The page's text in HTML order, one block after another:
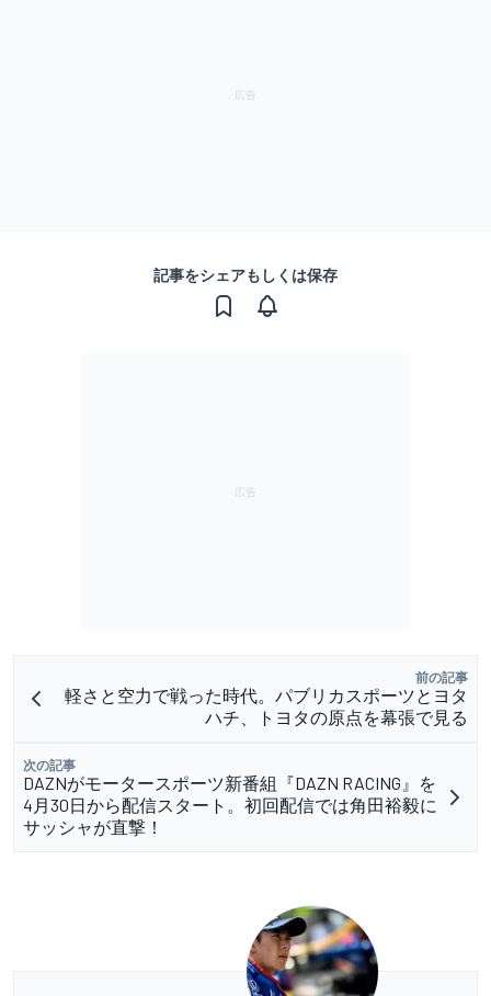
記事をシェアもしくは保存
前の記事
軽さと空力で戦った時代。パブリカスポーツとヨタ
ハチ、トヨタの原点を幕張で見る
次の記事
DAZNがモータースポーツ新番組『DAZN RACING』を
4月30日から配信スタート。初回配信では角田裕毅に
サッシャが直撃！